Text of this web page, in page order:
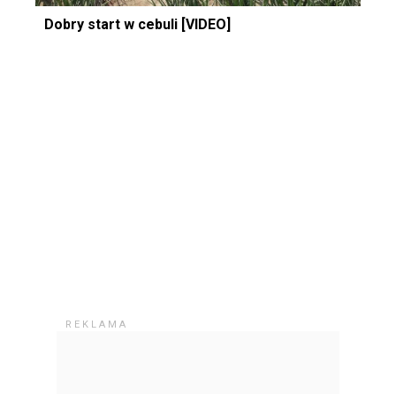
Dobry start w cebuli [VIDEO]